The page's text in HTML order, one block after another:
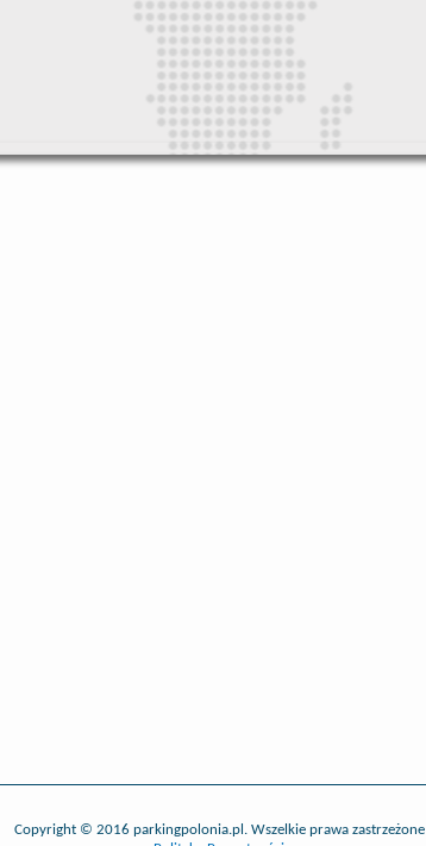
Copyright © 2016 parkingpolonia.pl. Wszelkie prawa zastrzeżone